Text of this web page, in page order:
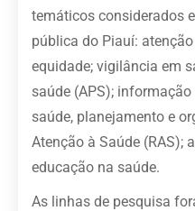
temáticos considerados
pública do Piauí:
equidade; vigilância em
saúde (APS);
saúde, planejamento e
Atenção à Saúde (RAS);
educação na saúde.
As linhas de pesquisa